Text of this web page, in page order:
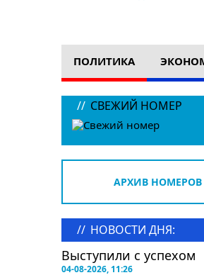
ПОЛИТИКА
// СВЕЖИЙ НОМЕР
АРХИВ НОМЕРОВ
// НОВОСТИ ДНЯ:
Выступили с успехом
04-08-2026, 11:26